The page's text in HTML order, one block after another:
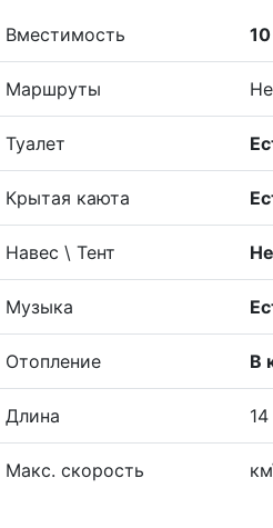
Вместимость
Маршруты
Туалет
Крытая каюта
Навес \ Тент
Музыка
Отопление В
Длина
Макс. скорость